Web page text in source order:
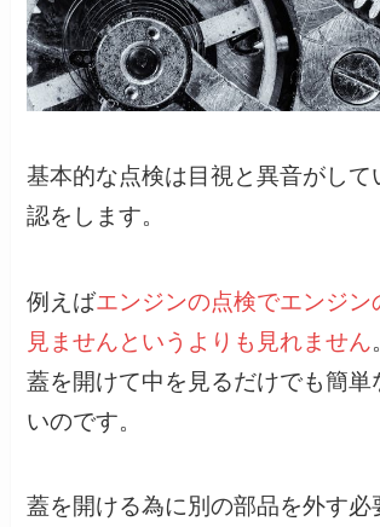
基本的な点検は目視と異音がして
認をします。
例えばエンジンの点検でエンジン
見ませんというよりも見れません
蓋を開けて中を見るだけでも簡単
いのです。
蓋を開ける為に別の部品を外す必